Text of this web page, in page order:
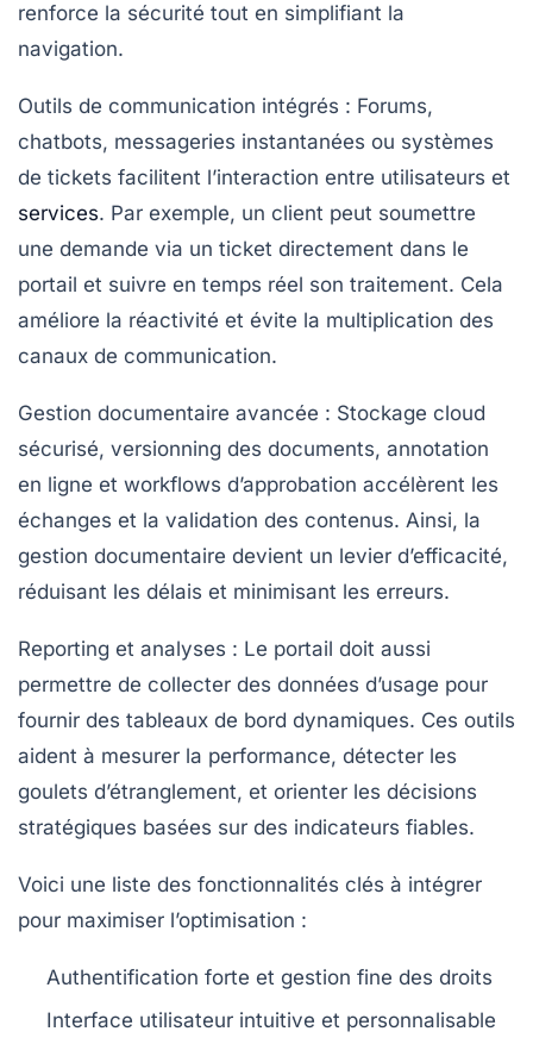
renforce la sécurité tout en simplifiant la
navigation.
Outils de communication intégrés : Forums,
chatbots, messageries instantanées ou systèmes
de tickets facilitent l’interaction entre utilisateurs et
services. Par exemple, un client peut soumettre
une demande via un ticket directement dans le
portail et suivre en temps réel son traitement. Cela
améliore la réactivité et évite la multiplication des
canaux de communication.
Gestion documentaire avancée : Stockage cloud
sécurisé, versionning des documents, annotation
en ligne et workflows d’approbation accélèrent les
échanges et la validation des contenus. Ainsi, la
gestion documentaire devient un levier d’efficacité,
réduisant les délais et minimisant les erreurs.
Reporting et analyses : Le portail doit aussi
permettre de collecter des données d’usage pour
fournir des tableaux de bord dynamiques. Ces outils
aident à mesurer la performance, détecter les
goulets d’étranglement, et orienter les décisions
stratégiques basées sur des indicateurs fiables.
Voici une liste des fonctionnalités clés à intégrer
pour maximiser l’optimisation :
Authentification forte et gestion fine des droits
Interface utilisateur intuitive et personnalisable